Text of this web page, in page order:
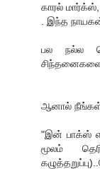
காரல்
. இந்த
பல நல்ல
ஆனால்
"இன் பாக்ஸ்
மூலம்